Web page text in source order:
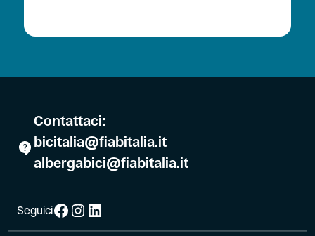
Contattaci:
bicitalia@fiabitalia.it
albergabici@fiabitalia.it
SeguiciFacebook
Instagram
LinkedIn